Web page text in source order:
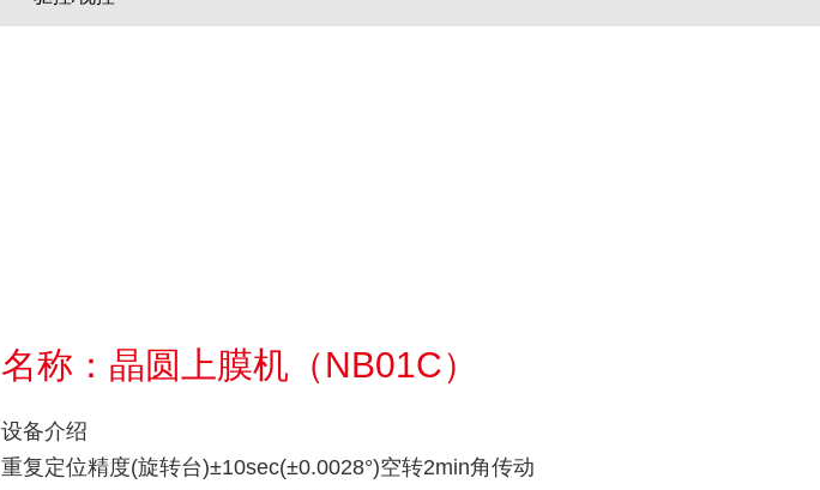
名称：晶圆上膜机（NB01C）
设备介绍
重复定位精度(旋转台)±10sec(±0.0028°)空转2min角传动